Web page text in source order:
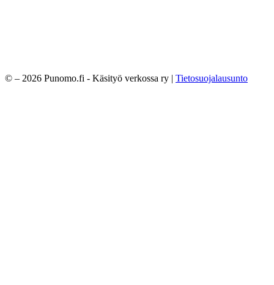
© – 2026 Punomo.fi - Käsityö verkossa ry | Tietosuojalausunto